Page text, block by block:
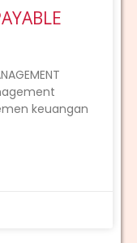
keuangan